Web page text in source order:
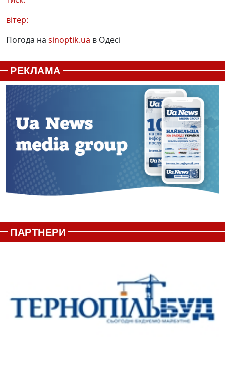
вітер:
Погода на sinoptik.ua в Одесі
РЕКЛАМА
ПАРТНЕРИ